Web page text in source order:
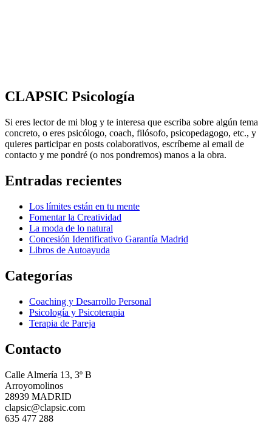
CLAPSIC Psicología
Si eres lector de mi blog y te interesa que escriba sobre algún tema
concreto, o eres psicólogo, coach, filósofo, psicopedagogo, etc., y
quieres participar en posts colaborativos, escríbeme al email de
contacto y me pondré (o nos pondremos) manos a la obra.
Entradas recientes
Los límites están en tu mente
Fomentar la Creatividad
La moda de lo natural
Concesión Identificativo Garantía Madrid
Libros de Autoayuda
Categorías
Coaching y Desarrollo Personal
Psicología y Psicoterapia
Terapia de Pareja
Contacto
Calle Almería 13, 3º B
Arroyomolinos
28939 MADRID
clapsic@clapsic.com
635 477 288